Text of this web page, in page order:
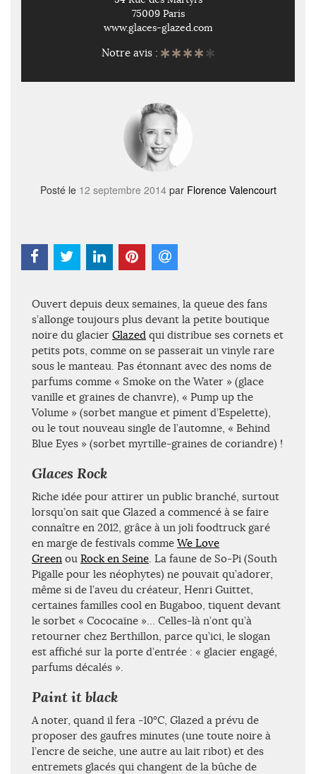
75009 Paris
www.glaces-glazed.com
Notre avis :
Posté le 12 septembre 2014par Florence Valencourt
Ouvert depuis deux semaines, la queue des fans
s’allonge toujours plus devant la petite boutique
noire du glacier Glazed qui distribue ses cornets et
petits pots, comme on se passerait un vinyle rare
sous le manteau. Pas étonnant avec des noms de
parfums comme « Smoke on the Water » (glace
vanille et graines de chanvre), « Pump up the
Volume » (sorbet mangue et piment d’Espelette),
ou le tout nouveau single de l’automne, « Behind
Blue Eyes » (sorbet myrtille-graines de coriandre) !
Glaces Rock
Riche idée pour attirer un public branché, surtout
lorsqu’on sait que Glazed a commencé à se faire
connaître en 2012, grâce à un joli foodtruck garé
en marge de festivals comme We Love
Green ou Rock en Seine . La faune de So-Pi (South
Pigalle pour les néophytes) ne pouvait qu’adorer,
même si de l’aveu du créateur, Henri Guittet,
certaines familles cool en Bugaboo, tiquent devant
le sorbet « Cococaïne »… Celles-là n’ont qu’à
retourner chez Berthillon, parce qu’ici, le slogan
est affiché sur la porte d’entrée : « glacier engagé,
parfums décalés ».
Paint it black
A noter, quand il fera -10°C, Glazed a prévu de
proposer des gaufres minutes (une toute noire à
l’encre de seiche, une autre au lait ribot) et des
entremets glacés qui changent de la bûche de